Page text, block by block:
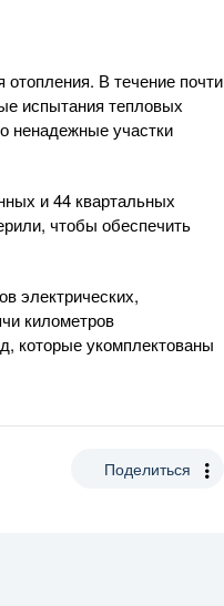
В течение почти
испытания тепловых
ненадежные участки
и 44 квартальных
чтобы обеспечить
электрических,
километров
которые укомплектованы
Поделиться